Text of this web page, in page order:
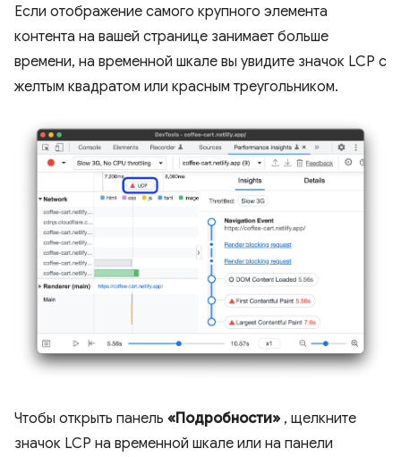
Если отображение самого крупного элемента
контента на вашей странице занимает больше
времени, на временной шкале вы увидите значок LCP с
желтым квадратом или красным треугольником.
Чтобы открыть панель «Подробности» , щелкните
значок LCP на временной шкале или на панели